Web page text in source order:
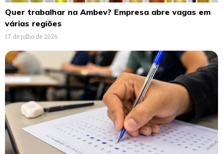
Quer trabalhar na Ambev? Empresa abre vagas em
várias regiões
17 de julho de 2026